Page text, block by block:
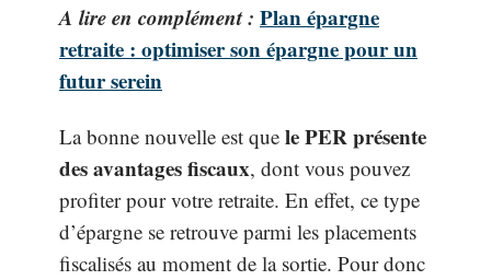
A lire en complément : Plan épargne
retraite : optimiser son épargne pour un
futur serein
La bonne nouvelle est que le PER présente
des avantages fiscaux, dont vous pouvez
profiter pour votre retraite. En effet, ce type
d’épargne se retrouve parmi les placements
fiscalisés au moment de la sortie. Pour donc